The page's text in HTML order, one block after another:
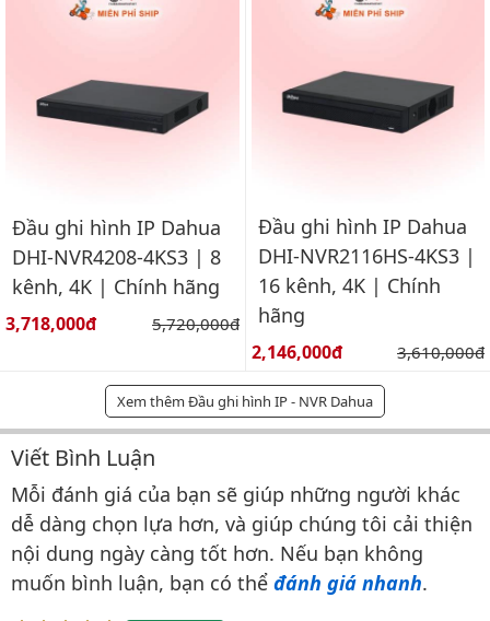
Đầu ghi hình IP Dahua
DHI-NVR4208-4KS3 | 8
kênh, 4K | Chính hãng
Giá bán:
3,718,000đ Giá gốc:
5,720,000đ
Đầu ghi hình IP Dahua
DHI-NVR2116HS-4KS3 |
16 kênh, 4K | Chính
hãng
Giá bán:
2,146,000đ Giá gốc:
3,610,000đ
Xem thêm Đầu ghi hình IP - NVR Dahua
Bình luận & Đánh giá
Viết Bình Luận
Mỗi đánh giá của bạn sẽ giúp những người khác
dễ dàng chọn lựa hơn, và giúp chúng tôi cải thiện
nội dung ngày càng tốt hơn. Nếu bạn không
muốn bình luận, bạn có thể đánh giá nhanh.